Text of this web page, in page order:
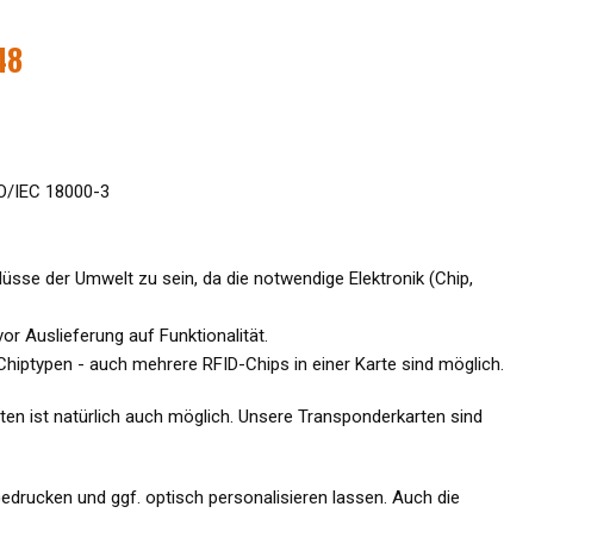
IEC 18000-3
der Umwelt zu sein, da die notwendige Elektronik (Chip,
Auslieferung auf Funktionalität.
- auch mehrere RFID-Chips in einer Karte sind möglich.
ist natürlich auch möglich. Unsere Transponderkarten sind
und ggf. optisch personalisieren lassen. Auch die